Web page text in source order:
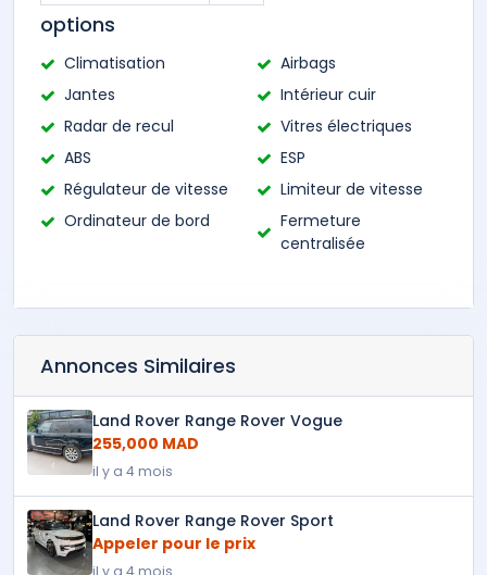
options
Climatisation
Airbags
Jantes
Intérieur cuir
Radar de recul
Vitres électriques
ABS
ESP
Régulateur de vitesse
Limiteur de vitesse
Ordinateur de bord
Fermeture
centralisée
Annonces Similaires
Land Rover Range Rover Vogue
255,000 MAD
il y a 4 mois
Land Rover Range Rover Sport
Appeler pour le prix